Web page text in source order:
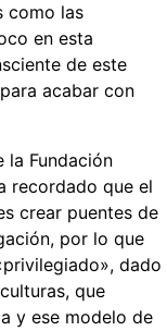
como las
en esta
de este
acabar con
la Fundación
recordado que el
crear puentes de
por lo que
dado
que
y ese modelo de